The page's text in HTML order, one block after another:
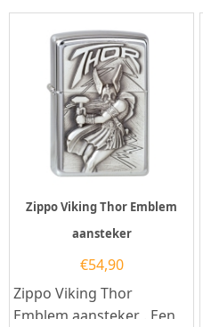
Zippo Viking Thor Emblem
aansteker
€54,90
Zippo Viking Thor
Emblem aansteker . Een